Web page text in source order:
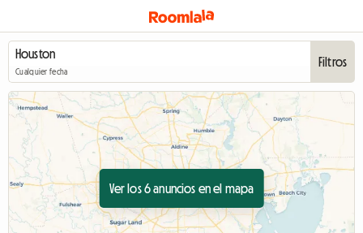
Cualquier fecha
Filtros
Ver los 6 anuncios en el mapa